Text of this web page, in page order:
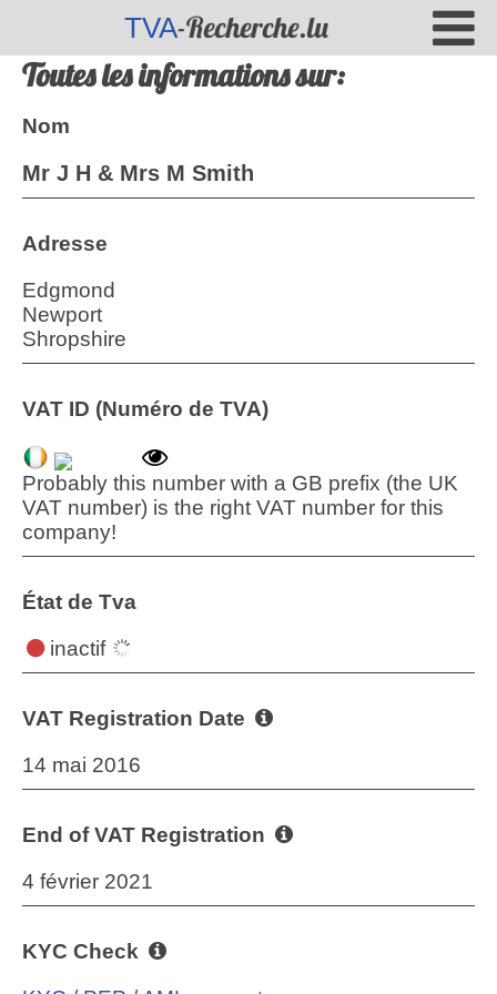
TVA-Recherche.lu
Toutes les informations sur:
Nom
Mr J H & Mrs M Smith
Adresse
Edgmond
Newport
Shropshire
VAT ID (Numéro de TVA)
Probably this number with a GB prefix (the UK
VAT number) is the right VAT number for this
company!
État de Tva
inactif
VAT Registration Date
14 mai 2016
End of VAT Registration
4 février 2021
KYC Check